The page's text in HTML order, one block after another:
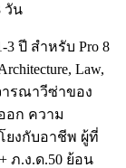
วัน
3 ปี สำหรับ Pro 8
Law,
ารณาวีซ่าของ
อก ความ
ยงกับอาชีพ ผู้ที่
ภ.ง.ด.50 ย้อน